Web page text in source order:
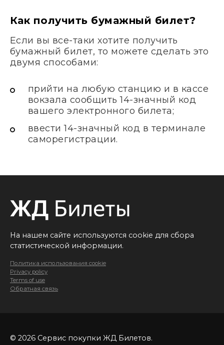
Как получить бумажный билет?
Если вы все-таки хотите получить
бумажный билет, то можете сделать это
двумя способами:
прийти на любую станцию и в кассе
вокзала сообщить 14-значный код
вашего электронного билета;
ввести 14-значный код в терминале
саморегистрации.
На нашем сайте используются cookie для сбора
статистической информации.
Политика использования cookie
Privacy policy
Terms of use
Обратная связь
© 2026 Сервис покупки ЖД Билетов.